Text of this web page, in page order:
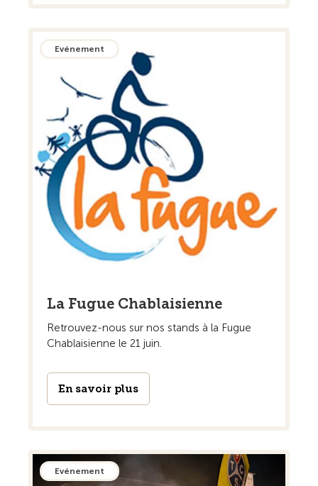
Evénement
La Fugue Chablaisienne
Retrouvez-nous sur nos stands à la Fugue
Chablaisienne le 21 juin.
En savoir plus
Evénement